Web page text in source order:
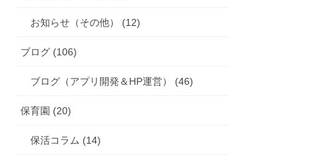
お知らせ（その他） (12)
ブログ (106)
ブログ（アプリ開発＆HP運営） (46)
保育園 (20)
保活コラム (14)